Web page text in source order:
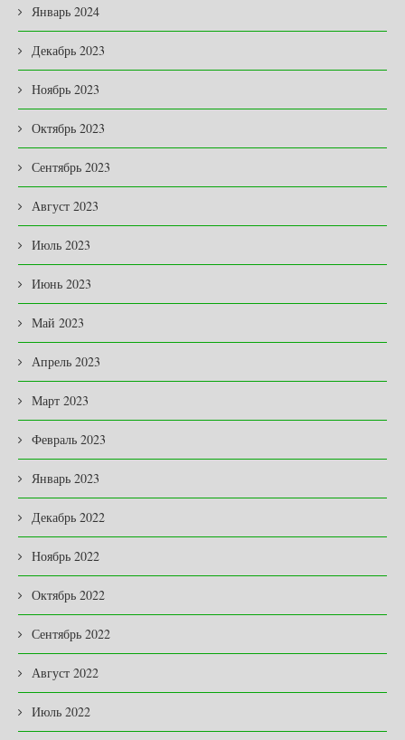
Январь 2024
Декабрь 2023
Ноябрь 2023
Октябрь 2023
Сентябрь 2023
Август 2023
Июль 2023
Июнь 2023
Май 2023
Апрель 2023
Март 2023
Февраль 2023
Январь 2023
Декабрь 2022
Ноябрь 2022
Октябрь 2022
Сентябрь 2022
Август 2022
Июль 2022